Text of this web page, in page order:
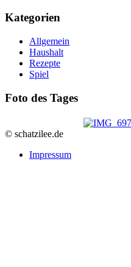
Kategorien
Allgemein
Haushalt
Rezepte
Spiel
Foto des Tages
© schatzilee.de
Impressum